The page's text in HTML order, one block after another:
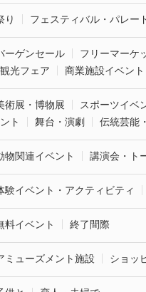
り フェスティバル・パレー
ーゲンセール フリーマーケ
光フェア
商業施設イベント
術展・博物展 スポーツイベ
ト
舞台・演劇 伝統芸能
物関連イベント 講演会・ト
験イベント・アクティビティ
料イベント 終了間際
ミューズメント施設 ショッ